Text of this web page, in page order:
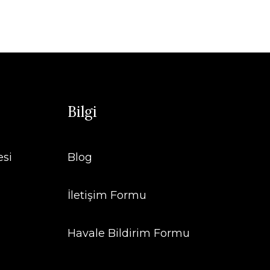
Bilgi
Blog
İletişim Formu
Havale Bildirim Formu